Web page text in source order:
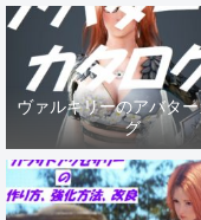
ヴァルキリーのアバター
グ